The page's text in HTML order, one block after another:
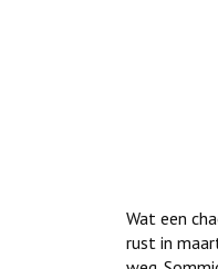
Wat een
rust in